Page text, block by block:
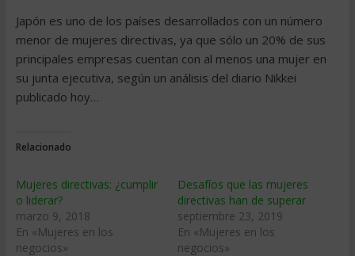
Japón es uno de los países desarrollados con un número
menor de mujeres directivas, ya que sólo un 20% de sus
principales empresas cuentan con al menos una mujer en
su junta ejecutiva, según un análisis del diario Nikkei
publicado hoy…
Relacionado
Mujeres directivas: ¿cumplir
o liderar?
marzo 9, 2018
En «Mujeres en los
negocios»
Desafíos que las mujeres
directivas han de superar
septiembre 23, 2019
En «Mujeres en los
negocios»